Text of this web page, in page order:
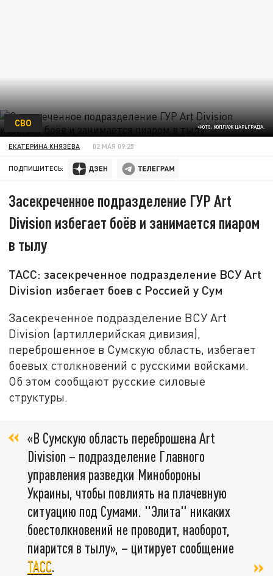
ФОТО: КОЛЛАЖ ЦАРЬГРАДА.
СВО
ЕКАТЕРИНА КНЯЗЕВА 02 МАЯ 09:25
ПОДПИШИТЕСЬ:
Засекреченное подразделение ГУР Art
Division избегает боёв и занимается пиаром
в тылу
ТАСС: засекреченное подразделение ВСУ Art
Division избегает боев с Россией у Сум
Засекреченное подразделение ВСУ Art
Division (артиллерийская дивизия),
переброшенное в Сумскую область, избегает
боевых столкновений с русскими войсками.
Об этом сообщают русские силовые
структуры.
«В Сумскую область переброшена Art
Division – подразделение Главного
управления разведки Минобороны
Украины, чтобы повлиять на плачевную
ситуацию под Сумами. "Элита" никаких
боестолкновений не проводит, наоборот,
пиарится в тылу», – цитирует сообщение
ТАСС.